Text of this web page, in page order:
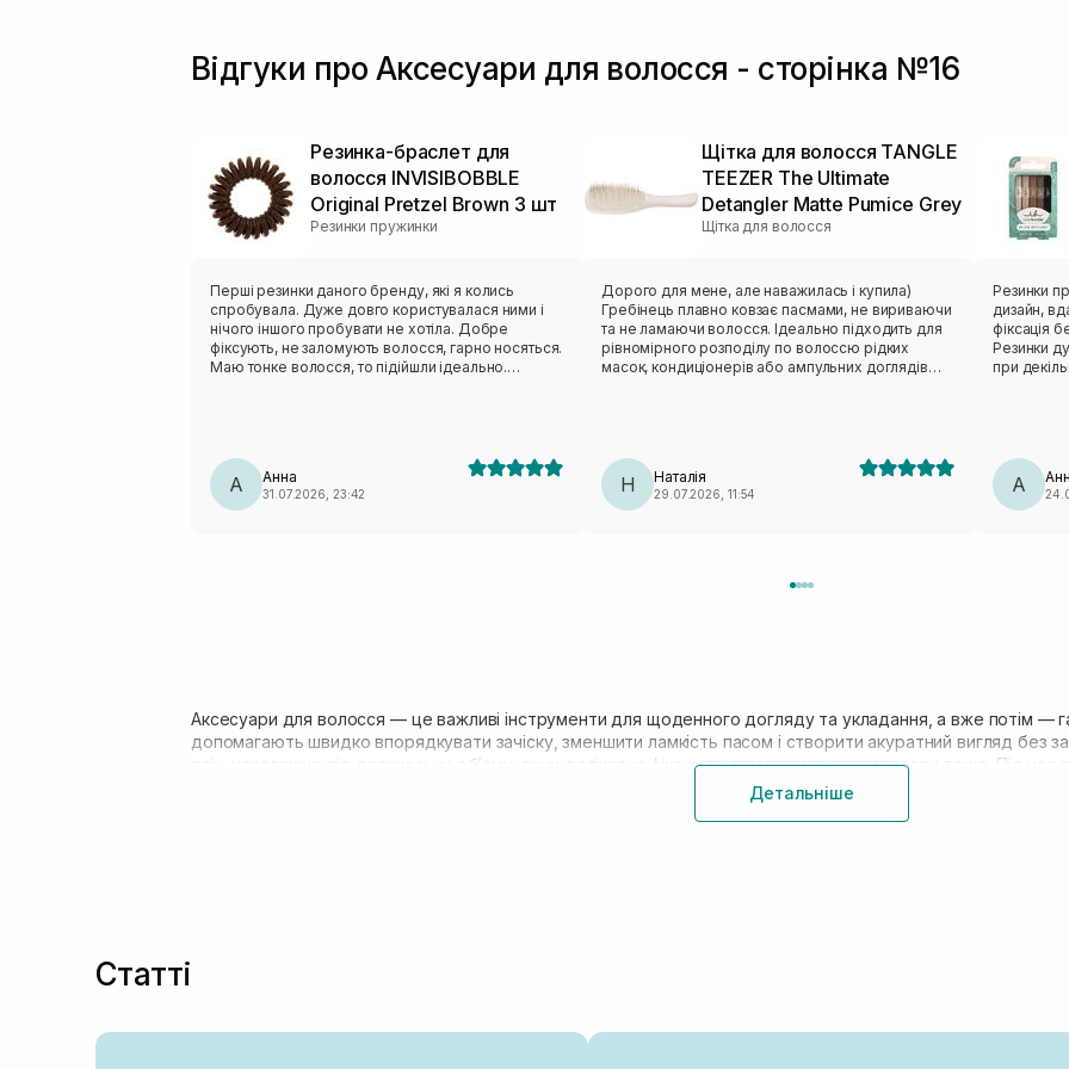
Відгуки про Аксесуари для волосся - сторінка №16
Резинка-браслет для
волосся INVISIBOBBLE
Original Pretzel Brown 3 шт
Резинки пружинки
Перші резинки даного бренду, які я колись
спробувала. Дуже довго користувалася ними і
нічого іншого пробувати не хотіла. Добре
фіксують, не заломують волосся, гарно носяться.
Маю тонке волосся, то підійшли ідеально.
А Анна
31.07.2026, 23:42
Щітка для волосся TANGLE
TEEZER The Ultimate
Detangler Matte Pumice Grey
Щітка для волосся
Дорого для мене, але наважилась і купила)
Гребінець плавно ковзає пасмами, не вириваючи
та не ламаючи волосся. Ідеально підходить для
рівномірного розподілу по волоссю рідких
масок, кондиціонерів або ампульних доглядів
Н Наталія
29.07.2026, 11:54
Резинки
дизайн,
фіксація
Резинки
при
А
Аксесуари для волосся — це важливі інструменти для щоденного догляду та укладання, а вже потім —
допомагають швидко впорядкувати зачіску, зменшити ламкість пасом і створити акуратний вигляд без
всіх, незалежно від довжини чи обʼєму: вони делікатно фіксують, масажують шкіру голови тощо. Під час
Детальніше
Статті